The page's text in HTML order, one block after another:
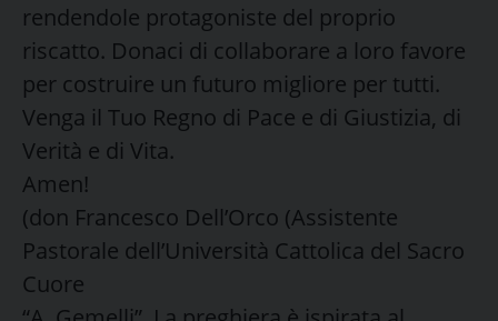
rendendole protagoniste del proprio
riscatto. Donaci di collaborare a loro favore
per costruire un futuro migliore per tutti.
Venga il Tuo Regno di Pace e di Giustizia, di
Verità e di Vita.
Amen!
(don Francesco Dell’Orco (Assistente
Pastorale dell’Università Cattolica del Sacro
Cuore